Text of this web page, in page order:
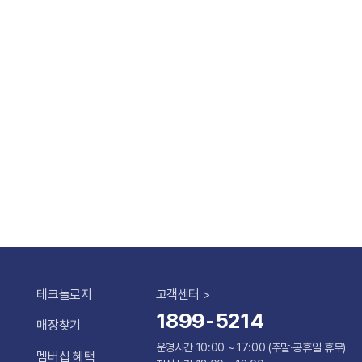
테크놀로지
매장찾기
멤버십 혜택
고객센터 >
1899-5214
운영시간 10:00 ~ 17:00 (주말·공휴일 휴무)